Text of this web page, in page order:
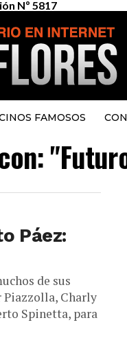
Nº 5817
FAMOSOS
Páez:
de sus
Piazzolla, Charly
Spinetta, para